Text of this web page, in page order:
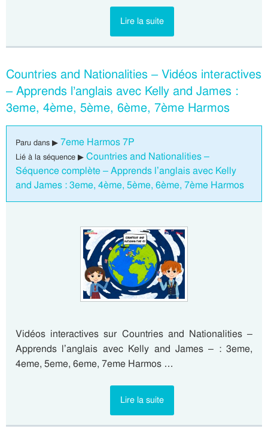
Lire la suite
Countries and Nationalities – Vidéos interactives
– Apprends l’anglais avec Kelly and James :
3eme, 4ème, 5ème, 6ème, 7ème Harmos
Paru dans ▶ 7eme Harmos 7P
Lié à la séquence ▶ Countries and Nationalities –
Séquence complète – Apprends l’anglais avec Kelly
and James : 3eme, 4ème, 5ème, 6ème, 7ème Harmos
Vidéos interactives sur Countries and Nationalities –
Apprends l’anglais avec Kelly and James – : 3eme,
4eme, 5eme, 6eme, 7eme Harmos …
Lire la suite